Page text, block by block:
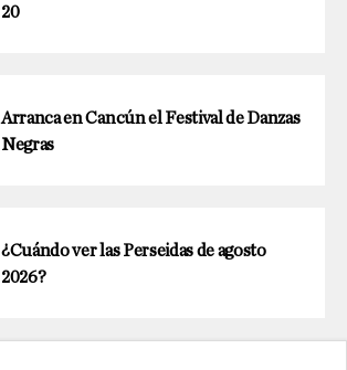
20
Arranca en Cancún el Festival de Danzas
Negras
¿Cuándo ver las Perseidas de agosto
2026?